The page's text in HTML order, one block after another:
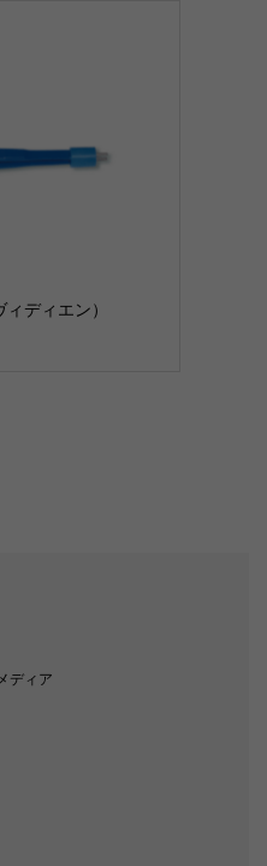
ディエン）
ディア